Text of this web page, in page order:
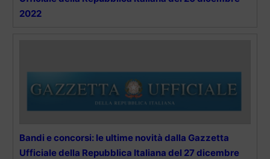
2022
Bandi e concorsi: le ultime novità dalla Gazzetta
Ufficiale della Repubblica Italiana del 27 dicembre